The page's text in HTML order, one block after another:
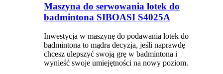
Maszyna do serwowania lotek do
badmintona SIBOASI S4025A
Inwestycja w maszynę do podawania lotek do
badmintona to mądra decyzja, jeśli naprawdę
chcesz ulepszyć swoją grę w badmintona i
wynieść swoje umiejętności na nowy poziom.